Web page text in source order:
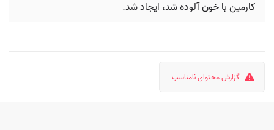
کارمین با خون آلوده شد، ایجاد شد.
گزارش محتوای نامناسب